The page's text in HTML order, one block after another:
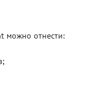
можно отнести: